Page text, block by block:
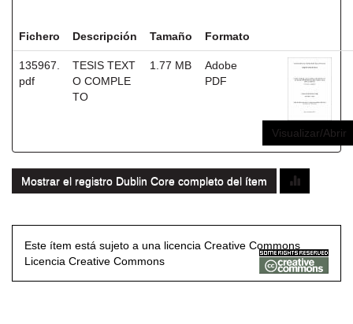
Fichero Descripción Tamaño Formato
135967.
pdf
TESIS TEXT
O COMPLE
TO
1.77 MB
Adobe
PDF
Visualizar/Abrir
Mostrar el registro Dublin Core completo del ítem
Este ítem está sujeto a una licencia Creative Commons
Licencia Creative Commons